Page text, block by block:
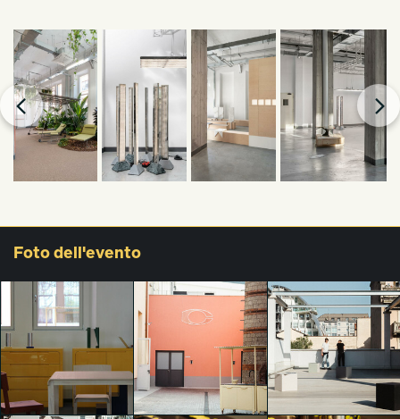
Foto dell'evento